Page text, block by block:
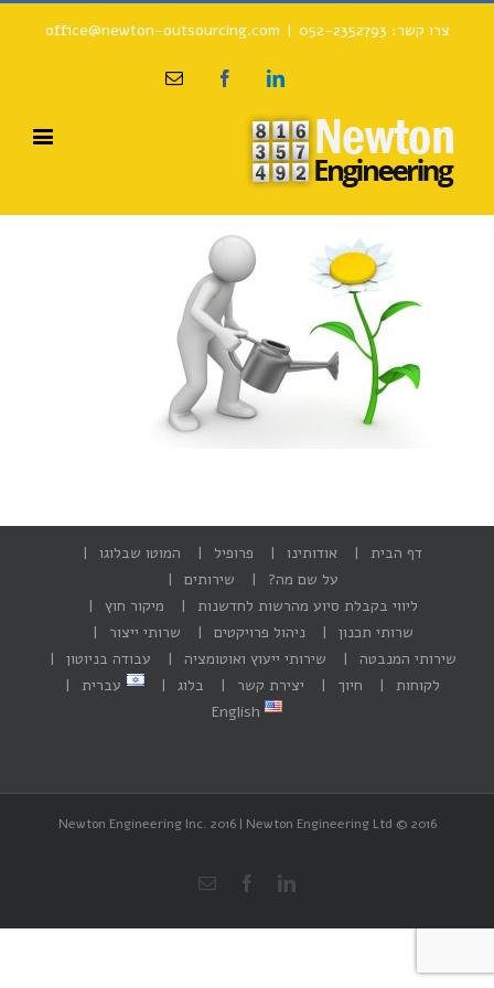
צרו קשר: 052-2352793 |
office@newton-outsourcing.com
Linkedin
Facebook
Email
דף הבית אודותינו פרופיל
המוטו שבלוגו
על שם מה?
שירותים
ליווי בקבלת סיוע מהרשות לחדשנות
מיקור חוץ
שרותי תכנון
ניהול פרויקטים
שרותי ייצור
שירותי המנבטה
שירותי ייעוץ ואוטומציה
עבודה בניוטון
לקוחות
חיוך יצירת קשר בלוג
עברית
English
Newton Engineering Inc. 2016 | Newton Engineering Ltd © 2016
Linkedin
Facebook
Email